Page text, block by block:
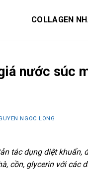
COLLAGEN
nước súc
NGOC LONG
tác dụng diệt
cồn, glycerin với các